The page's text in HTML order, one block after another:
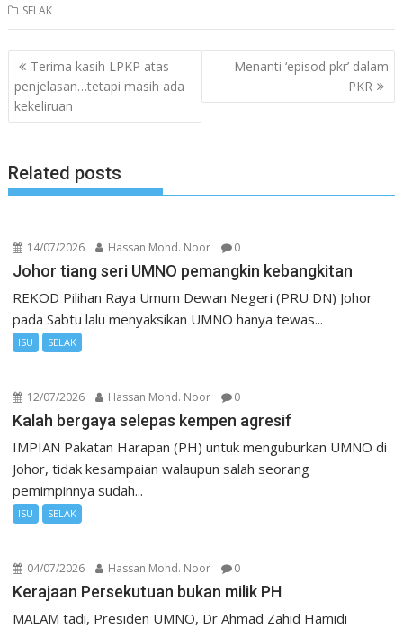
SELAK
Post
navigation
Terima kasih LPKP atas
penjelasan…tetapi masih ada
kekeliruan
Menanti ‘episod pkr’ dalam
PKR
Related posts
14/07/2026 Hassan Mohd. Noor 0
Johor tiang seri UMNO pemangkin kebangkitan
REKOD Pilihan Raya Umum Dewan Negeri (PRU DN) Johor
pada Sabtu lalu menyaksikan UMNO hanya tewas...
ISU SELAK
12/07/2026 Hassan Mohd. Noor 0
Kalah bergaya selepas kempen agresif
IMPIAN Pakatan Harapan (PH) untuk menguburkan UMNO di
Johor, tidak kesampaian walaupun salah seorang
pemimpinnya sudah...
ISU SELAK
04/07/2026 Hassan Mohd. Noor 0
Kerajaan Persekutuan bukan milik PH
MALAM tadi, Presiden UMNO, Dr Ahmad Zahid Hamidi